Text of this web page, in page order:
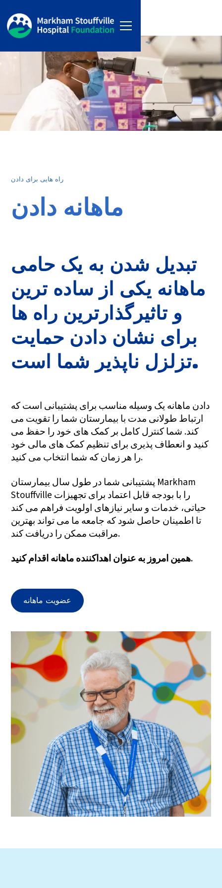
راه هایی برای دادن
ماهانه دادن
تبدیل شدن به یک حامی
ماهانه یکی از ساده ترین
و تاثیرگذارترین راه ها
برای نشان دادن حمایت
تزلزل ناپذیر شما است.
دادن ماهانه یک وسیله مناسب برای پشتیبانی است که
ارتباط طولانی مدت با بیمارستان شما را تقویت می
کند. شما کنترل کامل بر کمک های خود را حفظ می
کنید و انعطاف پذیری برای تنظیم کمک های مالی خود
را هر زمان که شما انتخاب می کنید.
پشتیبانی شما در طول سال بیمارستان Markham
Stouffville را با بودجه قابل اعتماد برای تجهیزات
حیاتی، خدمات و سایر نیازهای اولویت فراهم می کند
تا اطمینان حاصل شود که جامعه ما می تواند بهترین
مراقبت ممکن را دریافت کند.
همین امروز به عنوان اهداکننده ماهانه اقدام کنید.
عضویت ماهانه